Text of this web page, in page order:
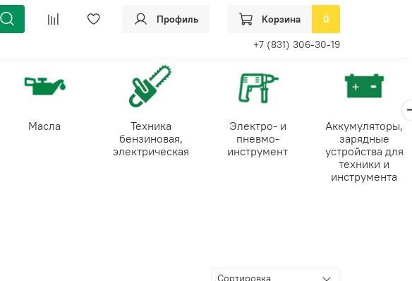
Профиль Корзина 0
+7 (831) 306-30-19
Масла
Техника
бензиновая,
электрическая
Электро- и
пневмо-
инструмент
Аккумуляторы,
зарядные
устройства для
техники и
инструмента